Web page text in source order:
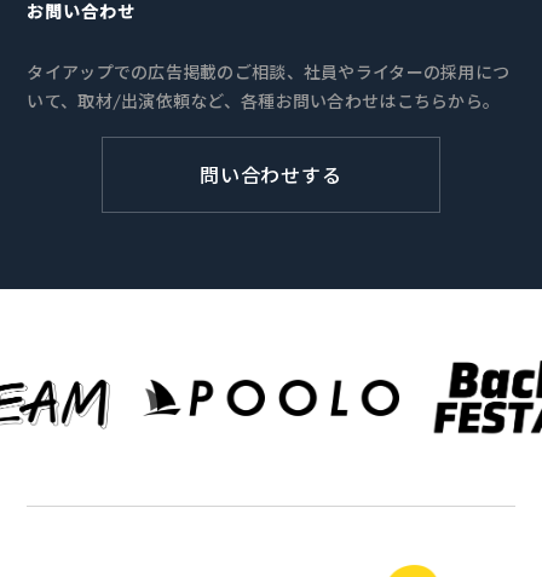
お問い合わせ
タイアップでの広告掲載のご相談、社員やライターの採用につ
いて、取材/出演依頼など、各種お問い合わせはこちらから。
問い合わせする